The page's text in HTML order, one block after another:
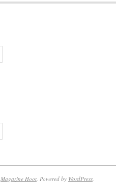
Magazine Hoot . Powered by WordPress